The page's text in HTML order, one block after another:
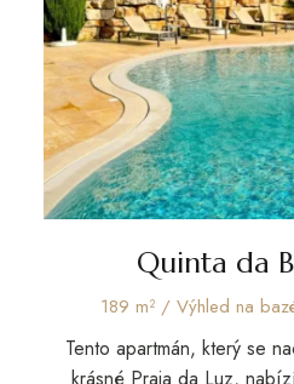
Quinta da
189 m² / Výhled na
Tento apartmán, který se